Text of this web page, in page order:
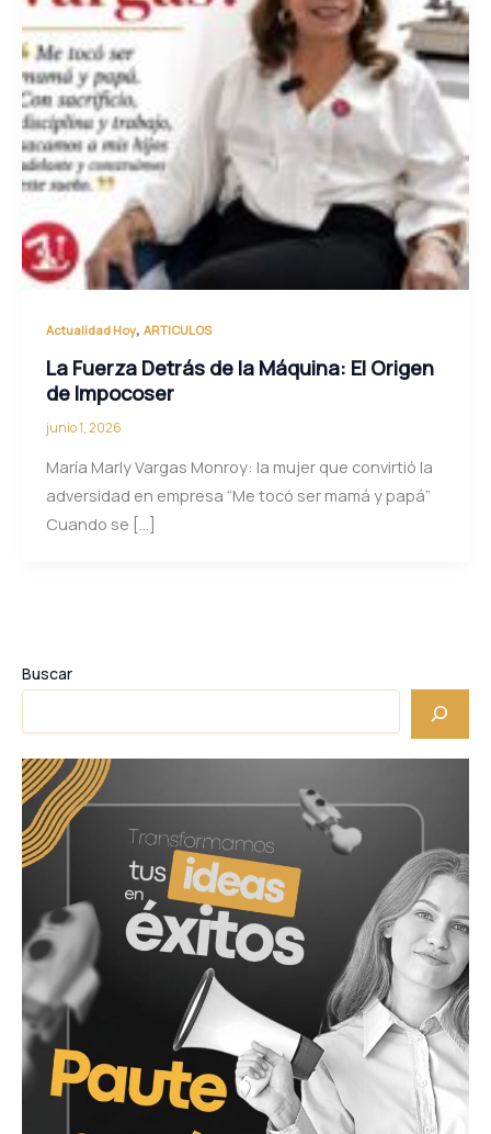
Actualidad Hoy, ARTICULOS
La Fuerza Detrás de la Máquina: El Origen
de Impocoser
junio 1, 2026
María Marly Vargas Monroy: la mujer que convirtió la
adversidad en empresa “Me tocó ser mamá y papá”
Cuando se […]
Buscar